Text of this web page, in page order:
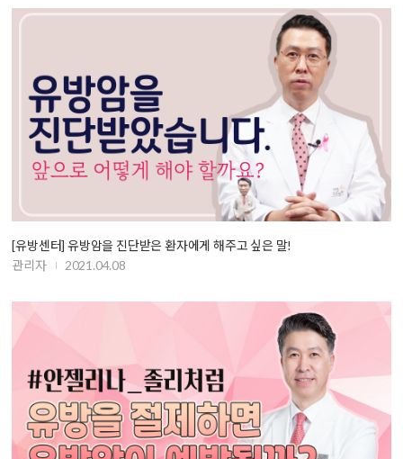
[유방센터] 유방암을 진단받은 환자에게 해주고 싶은 말!
관리자
2021.04.08